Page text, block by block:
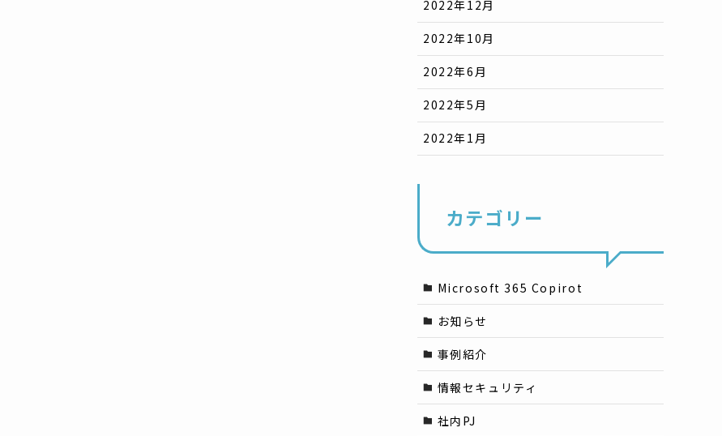
2022年12月
2022年10月
2022年6月
2022年5月
2022年1月
カテゴリー
Microsoft 365 Copirot
お知らせ
事例紹介
情報セキュリティ
社内PJ